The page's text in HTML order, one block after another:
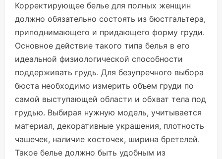
Корректирующее белье для полных женщин
должно обязательно состоять из бюстгальтера,
приподнимающего и придающего форму груди.
Основное действие такого типа белья в его
идеальной физиологической способности
поддерживать грудь. Для безупречного выбора
бюста необходимо измерить объем груди по
самой выступающей области и обхват тела под
грудью. Выбирая нужную модель, учитывается
материал, декоративные украшения, плотность
чашечек, наличие косточек, ширина бретелей.
Такое белье должно быть удобным из